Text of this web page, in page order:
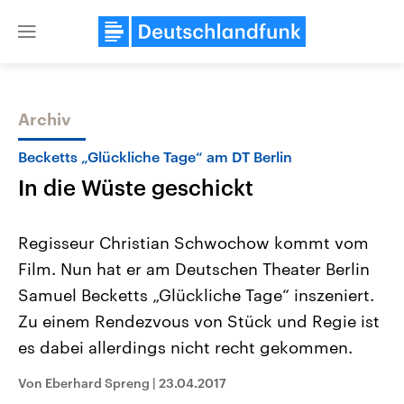
Close
Themen
Landtagswahl Sachsen-Anhalt
2026
Alle Informationen
Sachsen-Anhalt wählt am 6.
Landtag. Seit 2021 wird das
USA
Aktuelle Beiträge,
Hintergründe
Wirtschaftlich und
Archiv
Becketts „Glückliche Tage“ am DT Berlin
In die Wüste geschickt
Regisseur Christian Schwochow kommt vom
Film. Nun hat er am Deutschen Theater Berlin
Samuel Becketts „Glückliche Tage“ inszeniert.
Zu einem Rendezvous von Stück und Regie ist
es dabei allerdings nicht recht gekommen.
Von Eberhard Spreng | 23.04.2017